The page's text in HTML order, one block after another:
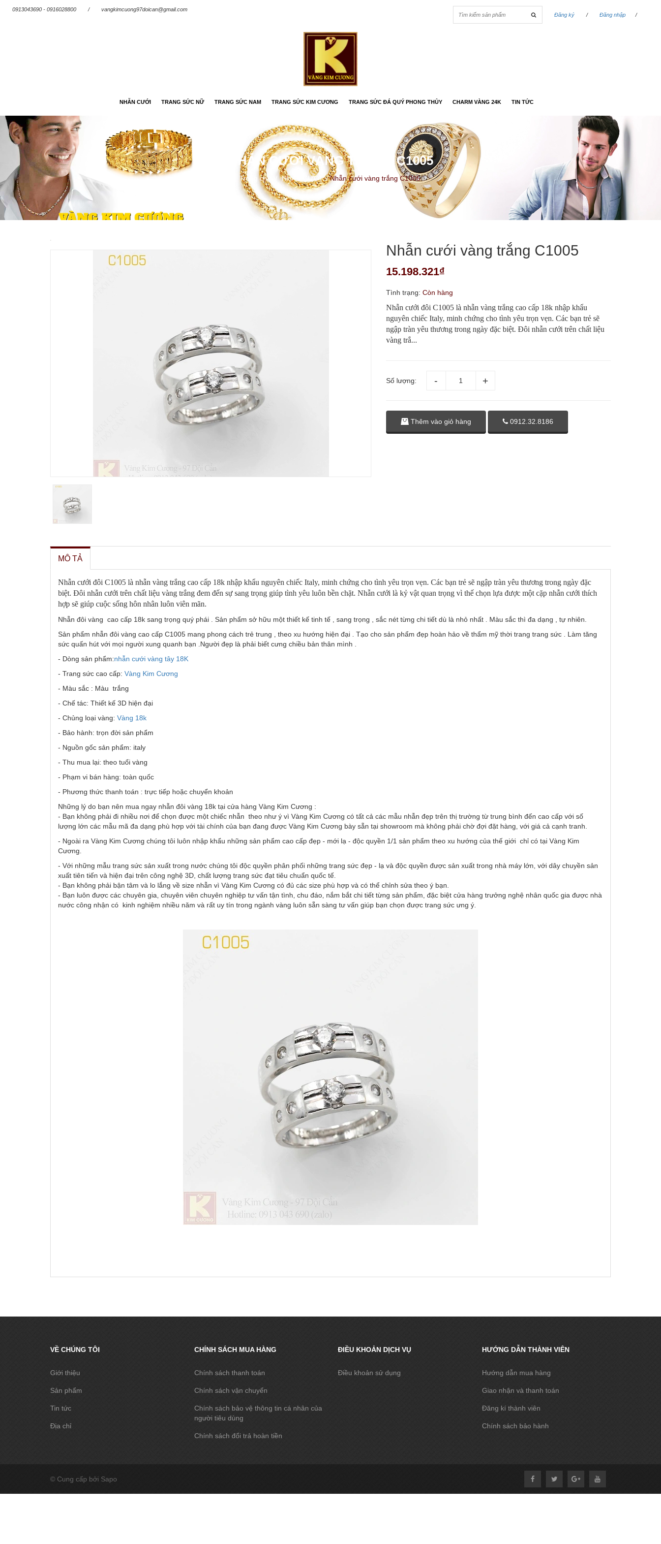
0913043690 - 0916028800 /
vangkimcuong97doican@gmail.com
Đăng ký
/ Đăng nhập /
NHẪN CƯỚI TRANG SỨC NỮ TRANG SỨC NAM TRANG SỨC KIM CƯƠNG TRANG SỨC ĐÁ QUÝ PHONG THỦY CHARM VÀNG 24K TIN TỨC
NHẪN CƯỚI VÀNG TRẮNG C1005
Trang chủ NHẪN CƯỚI / Nhẫn cưới vàng trắng C1005
Nhẫn cưới vàng trắng C1005
15.198.321₫
Tình trạng: Còn hàng
Nhẫn cưới đôi C1005 là nhẫn vàng trắng cao cấp 18k nhập khẩu
nguyên chiếc Italy, minh chứng cho tình yêu trọn vẹn. Các bạn trẻ sẽ
ngập tràn yêu thương trong ngày đặc biệt. Đôi nhẫn cưới trên chất liệu
vàng trắ...
Số lượng:
Thêm vào giỏ hàng 0912.32.8186
MÔ TẢ
Nhẫn cưới đôi C1005 là nhẫn vàng trắng cao cấp 18k nhập khẩu nguyên chiếc Italy, minh chứng cho tình yêu trọn vẹn. Các bạn trẻ sẽ ngập tràn yêu thương trong ngày đặc
biệt. Đôi nhẫn cưới trên chất liệu vàng trắng đem đến sự sang trọng giúp tình yêu luôn bền chặt. Nhẫn cưới là kỷ vật quan trọng vì thế chọn lựa được một cặp nhẫn cưới thích
hợp sẽ giúp cuộc sống hôn nhân luôn viên mãn.
Nhẫn đôi vàng cao cấp 18k sang trọng quý phái . Sản phẩm sở hữu một thiết kế tinh tế , sang trọng , sắc nét từng chi tiết dù là nhỏ nhất . Màu sắc thì đa dạng , tự nhiên.
Sản phẩm nhẫn đôi vàng cao cấp C1005 mang phong cách trẻ trung , theo xu hướng hiện đại . Tạo cho sản phẩm đẹp hoàn hảo về thẩm mỹ thời trang trang sức . Làm tăng
sức quấn hút với mọi người xung quanh bạn .Người đẹp là phải biết cưng chiều bản thân mình .
- Dòng sản phẩm:nhẫn cưới vàng tây 18K
- Trang sức cao cấp: Vàng Kim Cương
- Màu sắc : Màu trắng
- Chế tác: Thiết kế 3D hiện đại
- Chủng loại vàng: Vàng 18k
- Bảo hành: trọn đời sản phẩm
- Nguồn gốc sản phẩm: italy
- Thu mua lại: theo tuổi vàng
- Phạm vi bán hàng: toàn quốc
- Phương thức thanh toán : trực tiếp hoặc chuyển khoản
Những lý do bạn nên mua ngay nhẫn đôi vàng 18k tại cửa hàng Vàng Kim Cương :
- Bạn không phải đi nhiều nơi để chọn được một chiếc nhẫn theo như ý vì Vàng Kim Cương có tất cả các mẫu nhẫn đẹp trên thị trường từ trung bình đến cao cấp với số
lượng lớn các mẫu mã đa dạng phù hợp với tài chính của bạn đang được Vàng Kim Cương bày sẵn tại showroom mà không phải chờ đợi đặt hàng, với giá cả cạnh tranh.
- Ngoài ra Vàng Kim Cương chúng tôi luôn nhập khẩu những sản phẩm cao cấp đẹp - mới lạ - độc quyền 1/1 sản phẩm theo xu hướng của thế giới chỉ có tại Vàng Kim
Cương.
- Với những mẫu trang sức sản xuất trong nước chúng tôi độc quyền phân phối những trang sức đẹp - lạ và độc quyền được sản xuất trong nhà máy lớn, với dây chuyền sản
xuất tiên tiến và hiện đại trên công nghệ 3D, chất lượng trang sức đạt tiêu chuẩn quốc tế.
- Bạn không phải bận tâm và lo lắng về size nhẫn vì Vàng Kim Cương có đủ các size phù hợp và có thể chỉnh sửa theo ý bạn.
- Bạn luôn được các chuyên gia, chuyên viên chuyên nghiệp tư vấn tận tình, chu đáo, nắm bắt chi tiết từng sản phẩm, đặc biệt cửa hàng trưởng nghệ nhân quốc gia được nhà
nước công nhận có kinh nghiệm nhiều năm và rất uy tín trong ngành vàng luôn sẵn sàng tư vấn giúp bạn chọn được trang sức ưng ý.
VỀ CHÚNG TÔI
Giới thiệu
Sản phẩm
Tin tức
Địa chỉ
CHÍNH SÁCH MUA HÀNG
Chính sách thanh toán
Chính sách vận chuyển
Chính sách bảo vệ thông tin cá nhân của
người tiêu dùng
Chính sách đổi trả hoàn tiền
ĐIỀU KHOẢN DỊCH VỤ
Điều khoản sử dụng
HƯỚNG DẪN THÀNH VIÊN
Hướng dẫn mua hàng
Giao nhận và thanh toán
Đăng kí thành viên
Chính sách bảo hành
© Cung cấp bởi Sapo